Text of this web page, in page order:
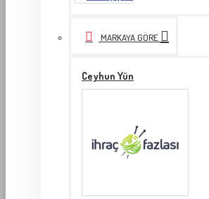
MARKAYA GÖRE
Ceyhun Yün